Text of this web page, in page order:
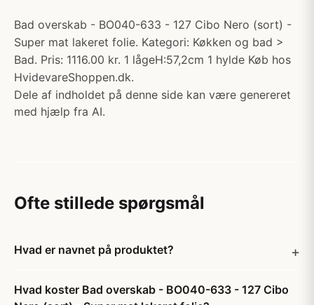
Bad overskab - BO040-633 - 127 Cibo Nero (sort) -
Super mat lakeret folie. Kategori: Køkken og bad >
Bad. Pris: 1116.00 kr. 1 lågeH:57,2cm 1 hylde Køb hos
HvidevareShoppen.dk.
Dele af indholdet på denne side kan være genereret
med hjælp fra AI.
Ofte stillede spørgsmål
Hvad er navnet på produktet?
Hvad koster Bad overskab - BO040-633 - 127 Cibo